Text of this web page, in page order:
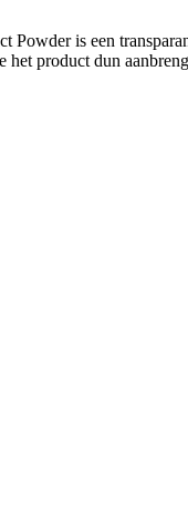
is een
product dun